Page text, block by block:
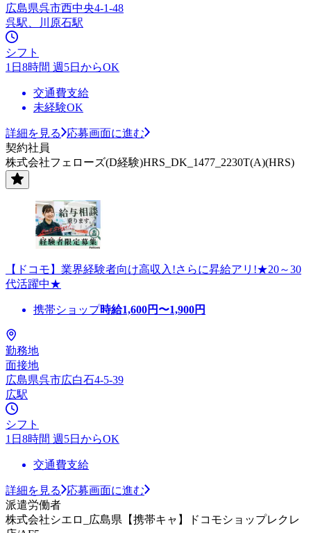
広島県呉市西中央4-1-48
呉駅、川原石駅
シフト
1日8時間 週5日からOK
交通費支給
未経験OK
詳細を見る
応募画面に進む
契約社員
株式会社フェローズ(D経験)HRS_DK_1477_2230T(A)(HRS)
【ドコモ】業界経験者向け高収入!さらに昇給アリ!★20～30
代活躍中★
携帯ショップ時給1,600円〜1,900円
勤務地
面接地
広島県呉市広白石4-5-39
広駅
シフト
1日8時間 週5日からOK
交通費支給
詳細を見る
応募画面に進む
派遣労働者
株式会社シエロ_広島県【携帯キャ】ドコモショップレクレ